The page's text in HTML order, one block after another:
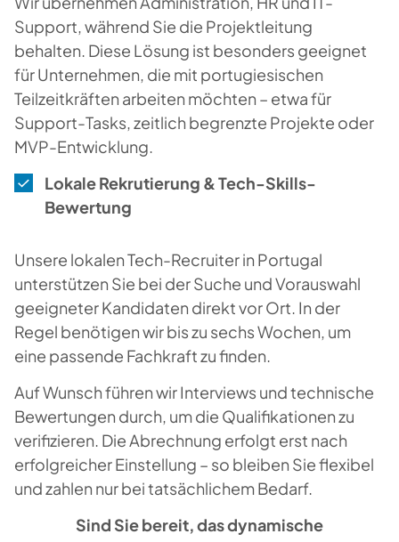
Support, während Sie die Projektleitung
behalten. Diese Lösung ist besonders geeignet
für Unternehmen, die mit portugiesischen
Teilzeitkräften arbeiten möchten – etwa für
Support-Tasks, zeitlich begrenzte Projekte oder
MVP-Entwicklung.
Lokale Rekrutierung & Tech-Skills-
Bewertung
Unsere lokalen Tech-Recruiter in Portugal
unterstützen Sie bei der Suche und Vorauswahl
geeigneter Kandidaten direkt vor Ort. In der
Regel benötigen wir bis zu sechs Wochen, um
eine passende Fachkraft zu finden.
Auf Wunsch führen wir Interviews und technische
Bewertungen durch, um die Qualifikationen zu
verifizieren. Die Abrechnung erfolgt erst nach
erfolgreicher Einstellung – so bleiben Sie flexibel
und zahlen nur bei tatsächlichem Bedarf.
Sind Sie bereit, das dynamische